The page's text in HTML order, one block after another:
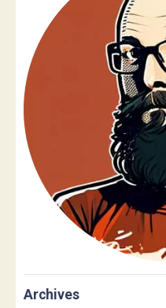
Archives